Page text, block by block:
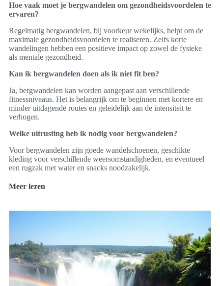
Hoe vaak moet je bergwandelen om gezondheidsvoordelen te
ervaren?
Regelmatig bergwandelen, bij voorkeur wekelijks, helpt om de
maximale gezondheidsvoordelen te realiseren. Zelfs korte
wandelingen hebben een positieve impact op zowel de fysieke
als mentale gezondheid.
Kan ik bergwandelen doen als ik niet fit ben?
Ja, bergwandelen kan worden aangepast aan verschillende
fitnessniveaus. Het is belangrijk om te beginnen met kortere en
minder uitdagende routes en geleidelijk aan de intensiteit te
verhogen.
Welke uitrusting heb ik nodig voor bergwandelen?
Voor bergwandelen zijn goede wandelschoenen, geschikte
kleding voor verschillende weersomstandigheden, en eventueel
een rugzak met water en snacks noodzakelijk.
Meer lezen